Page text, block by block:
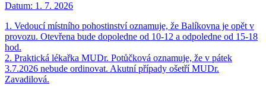
Datum: 1. 7. 2026
1. Vedoucí místního pohostinství oznamuje, že Balíkovna je opět v
provozu. Otevřena bude dopoledne od 10-12 a odpoledne od 15-18
hod.
2. Praktická lékařka MUDr. Potůčková oznamuje, že v pátek
3.7.2026 nebude ordinovat. Akutní případy ošetří MUDr.
Zavadilová.